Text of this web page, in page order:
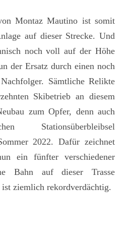
Montaz Mautino ist somit
auf dieser Strecke. Und
noch voll auf der Höhe
der Ersatz durch einen noch
Nachfolger. Sämtliche Relikte
Skibetrieb an diesem
zum Opfer, denn auch
Stationsüberbleibsel
2022. Dafür zeichnet
ein fünfter verschiedener
Bahn auf dieser Trasse
ziemlich rekordverdächtig.